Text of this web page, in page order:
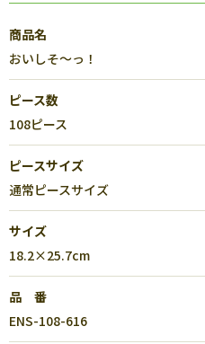
商品名
おいしそ～っ！
ピース数
108ピース
ピースサイズ
通常ピースサイズ
サイズ
18.2×25.7cm
品 番
ENS-108-616